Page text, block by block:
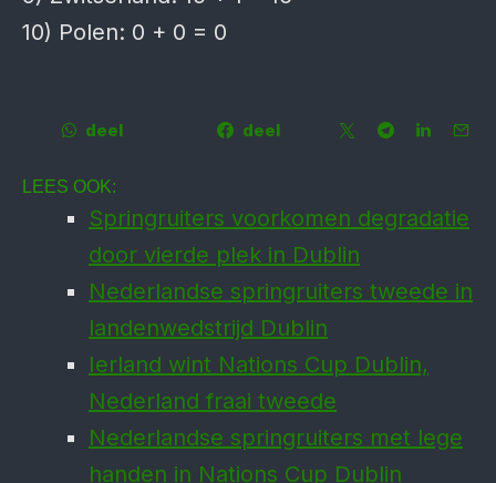
10) Polen: 0 + 0 = 0
deel deel
LEES OOK:
Springruiters voorkomen degradatie
door vierde plek in Dublin
Nederlandse springruiters tweede in
landenwedstrijd Dublin
Ierland wint Nations Cup Dublin,
Nederland fraai tweede
Nederlandse springruiters met lege
handen in Nations Cup Dublin